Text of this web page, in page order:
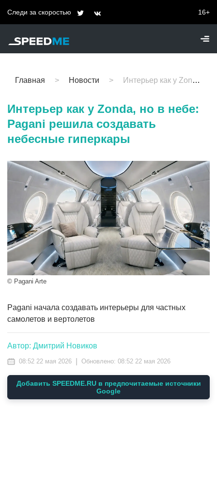
Следи за скоростью 16+
Главная Новости Интерьер как у Zonda, но в небе: Pagani решила создавать небесные гиперкары
Интерьер как у Zonda, но в небе:
Pagani решила создавать
небесные гиперкары
© Pagani Arte
Pagani начала создавать интерьеры для частных
самолетов и вертолетов
Автор: Дмитрий Новиков
08:52 22 мая 2026 Обновлено: 08:52 22 мая 2026
Добавить SPEEDME.RU в предпочитаемые источники
Google